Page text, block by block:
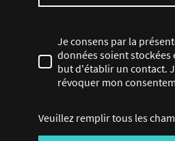
Je consens par la
données soient stockées
but d'établir un contact.
révoquer mon
Veuillez remplir tous les